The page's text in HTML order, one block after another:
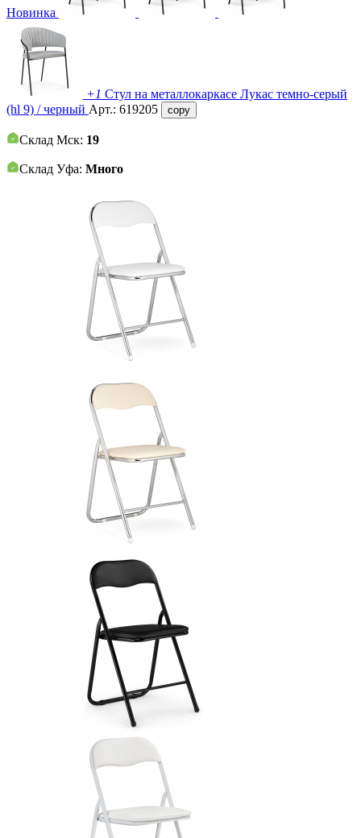
Новинка
+1 Стул на металлокаркасе Лукас темно-серый
(hl 9) / черный Арт.: 619205 copy
Склад Мск: 19
Склад Уфа: Много